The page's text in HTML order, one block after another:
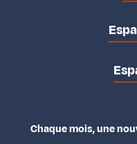
Chaque mois, une